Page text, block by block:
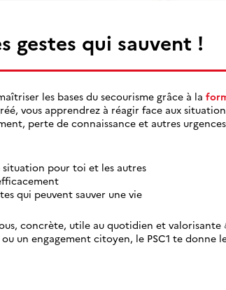
gestes qui sauvent !
les bases du secourisme grâce à la
vous apprendrez à réagir face aux
perte de connaissance et autres
situation pour toi et les autres
qui peuvent sauver une vie
concrète, utile au quotidien et valorisante
un engagement citoyen, le PSC1 te donne